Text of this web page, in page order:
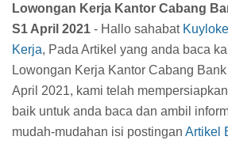
Lowongan Kerja Kantor Cabang
S1 April 2021 - Hallo sahabat
Kerja, Pada Artikel yang anda baca
Lowongan Kerja Kantor Cabang
April 2021, kami telah
baik untuk anda baca dan ambil
mudah-mudahan isi postingan Artikel